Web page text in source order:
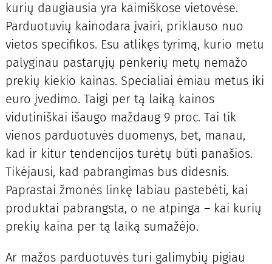
kurių daugiausia yra kaimiškose vietovėse.
Parduotuvių kainodara įvairi, priklauso nuo
vietos specifikos. Esu atlikęs tyrimą, kurio metu
palyginau pastarųjų penkerių metų nemažo
prekių kiekio kainas. Specialiai ėmiau metus iki
euro įvedimo. Taigi per tą laiką kainos
vidutiniškai išaugo maždaug 9 proc. Tai tik
vienos parduotuvės duomenys, bet, manau,
kad ir kitur tendencijos turėtų būti panašios.
Tikėjausi, kad pabrangimas bus didesnis.
Paprastai žmonės linkę labiau pastebėti, kai
produktai pabrangsta, o ne atpinga – kai kurių
prekių kaina per tą laiką sumažėjo.
Ar mažos parduotuvės turi galimybių pigiau